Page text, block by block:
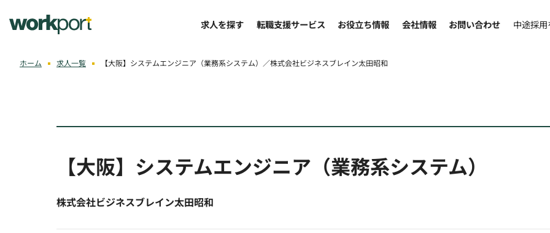
求人を探す 転職支援サービス お役立ち情報 会社情報 お問い合わせ 中途採
ホーム 求人一覧 【大阪】システムエンジニア（業務系システム）／株式会社ビジネスブレイン太田昭和
【大阪】システムエンジニア（業務系システム）
株式会社ビジネスブレイン太田昭和